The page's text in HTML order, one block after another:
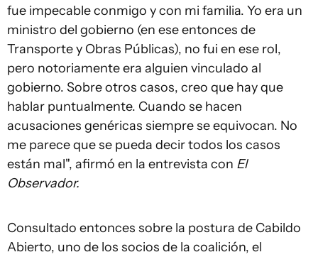
fue impecable conmigo y con mi familia. Yo era un
ministro del gobierno (en ese entonces de
Transporte y Obras Públicas), no fui en ese rol,
pero notoriamente era alguien vinculado al
gobierno. Sobre otros casos, creo que hay que
hablar puntualmente. Cuando se hacen
acusaciones genéricas siempre se equivocan. No
me parece que se pueda decir todos los casos
están mal", afirmó en la entrevista con El
Observador.
Consultado entonces sobre la postura de Cabildo
Abierto, uno de los socios de la coalición, el